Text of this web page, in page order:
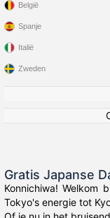
België
Spanje
Italië
Zweden
Gratis Japanse
Konnichiwa! Welkom
Tokyo's energie tot